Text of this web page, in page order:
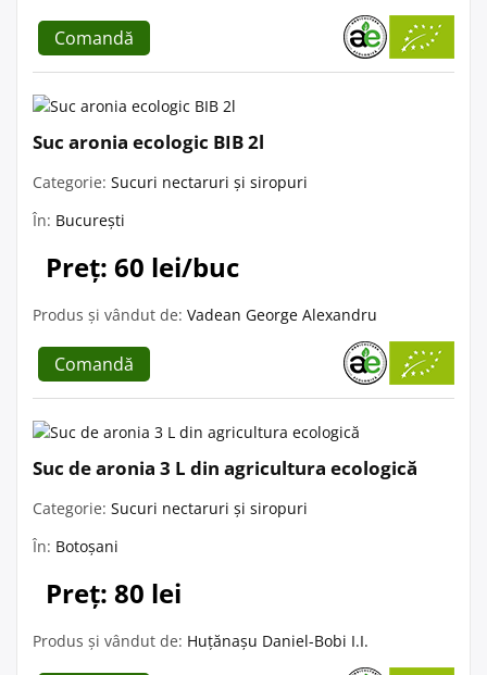
Comandă
Suc aronia ecologic BIB 2l
Categorie: Sucuri nectaruri și siropuri
În: București
Preț: 60 lei/buc
Produs și vândut de: Vadean George Alexandru
Comandă
Suc de aronia 3 L din agricultura ecologică
Categorie: Sucuri nectaruri și siropuri
În: Botoșani
Preț: 80 lei
Produs și vândut de: Huțănașu Daniel-Bobi I.I.